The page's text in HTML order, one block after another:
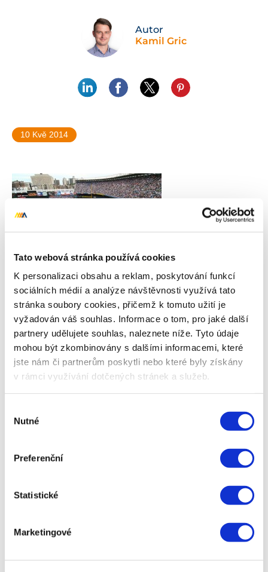
Tato webová stránka používá cookies
K personalizaci obsahu a reklam, poskytování funkcí
sociálních médií a analýze návštěvnosti využívá tato
stránka soubory cookies, přičemž k tomuto užití je
vyžadován váš souhlas. Informace o tom, pro jaké další
partnery udělujete souhlas, naleznete níže. Tyto údaje
mohou být zkombinovány s dalšími informacemi, které
jste nám či partnerům poskytli nebo které byly získány
v rámci využívání dotčených stránek a služeb.
souhlasu
Nutné
Preferenční
Statistické
Marketingové
Autor
Kamil Gric
10 Kvě 2014
Autor
Kamil Gric
Kamil pracuje na pozici PR Manager.
Aktivně se věnuje zejména
případové studie, výstupy pro média i
populárně-naučné články pro náš blog.
Vyžadované